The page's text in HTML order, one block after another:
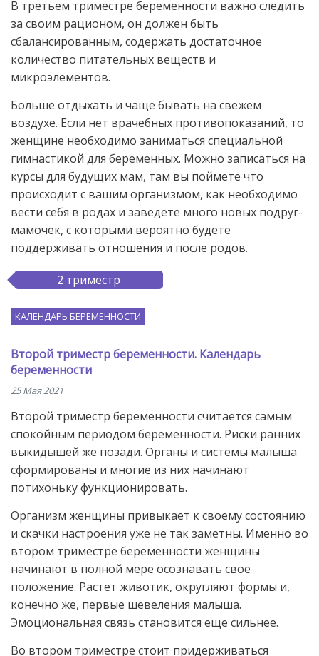
В третьем триместре беременности важно следить
за своим рационом, он должен быть
сбалансированным, содержать достаточное
количество питательных веществ и
микроэлементов.
Больше отдыхать и чаще бывать на свежем
воздухе. Если нет врачебных противопоказаний, то
женщине необходимо заниматься специальной
гимнастикой для беременных. Можно записаться на
курсы для будущих мам, там вы поймете что
происходит с вашим организмом, как необходимо
вести себя в родах и заведете много новых подруг-
мамочек, с которыми вероятно будете
поддерживать отношения и после родов.
2 триместр
КАЛЕНДАРЬ БЕРЕМЕННОСТИ
Второй триместр беременности. Календарь
беременности
25 Мая 2021
Второй триместр беременности считается самым
спокойным периодом беременности. Риски ранних
выкидышей же позади. Органы и системы малыша
сформированы и многие из них начинают
потихоньку функционировать.
Организм женщины привыкает к своему состоянию
и скачки настроения уже не так заметны. Именно во
втором триместре беременности женщины
начинают в полной мере осознавать свое
положение. Растет животик, округляют формы и,
конечно же, первые шевеления малыша.
Эмоциональная связь становится еще сильнее.
Во втором триместре стоит придерживаться